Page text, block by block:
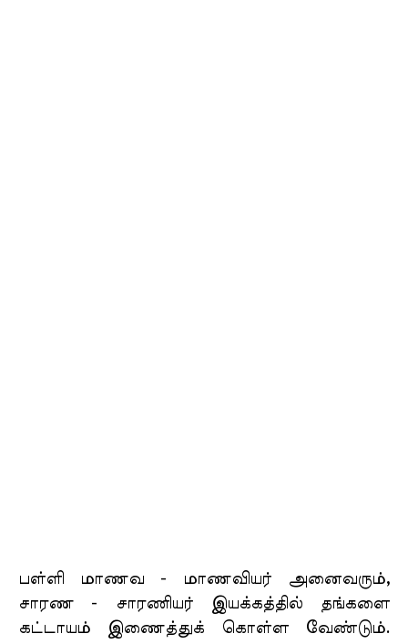
பள்ளி மாணவ - மாணவியர் அனைவரும்,
சாரண - சாரணியர் இயக்கத்தில் தங்களை
கட்டாயம் இணைத்துக் கொள்ள வேண்டும்.